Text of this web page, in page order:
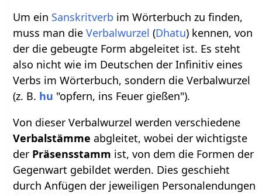
Um ein Sanskritverb im Wörterbuch zu finden,
muss man dieVerbalwurzel (Dhatu) kennen, von
der die gebeugte Form abgeleitet ist. Es steht
also nicht wie im Deutschen der Infinitiv eines
Verbs im Wörterbuch, sondern die Verbalwurzel
(z. B. hu "opfern, ins Feuer gießen").
Von dieser Verbalwurzel werden verschiedene
Verbalstämme abgleitet, wobei der wichtigste
der Präsensstamm ist, von dem die Formen der
Gegenwart gebildet werden. Dies geschieht
durch Anfügen der jeweiligen Personalendungen